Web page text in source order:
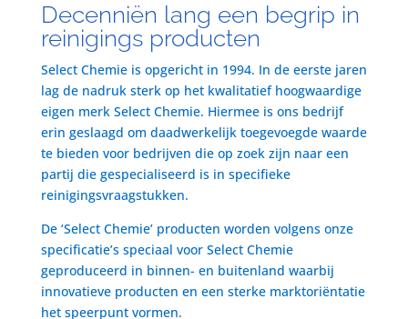
Decenniën lang een begrip in
reinigings producten
Select Chemie is opgericht in 1994. In de eerste jaren
lag de nadruk sterk op het kwalitatief hoogwaardige
eigen merk Select Chemie. Hiermee is ons bedrijf
erin geslaagd om daadwerkelijk toegevoegde waarde
te bieden voor bedrijven die op zoek zijn naar een
partij die gespecialiseerd is in specifieke
reinigingsvraagstukken.
De ‘Select Chemie’ producten worden volgens onze
specificatie’s speciaal voor Select Chemie
geproduceerd in binnen- en buitenland waarbij
innovatieve producten en een sterke marktoriëntatie
het speerpunt vormen.